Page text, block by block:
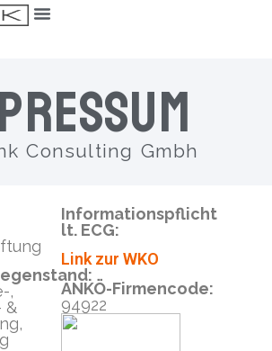
Consulting Gmbh
,
&
Informationspflicht
lt. ECG:
Link zur WKO
ANKÖ-Firmencode:
94922